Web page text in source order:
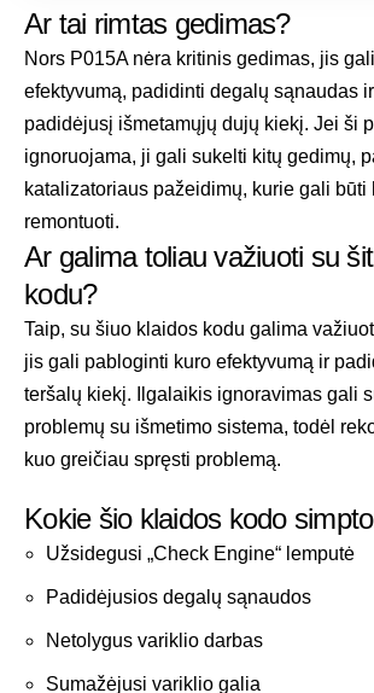
Ar tai rimtas gedimas?
Nors P015A nėra kritinis gedimas, jis
efektyvumą, padidinti degalų sąnaudas
padidėjusį išmetamųjų dujų kiekį. Jei ši
ignoruojama, ji gali sukelti kitų gedimų,
katalizatoriaus pažeidimų, kurie gali būti
remontuoti.
Ar galima toliau važiuoti su
kodu?
Taip, su šiuo klaidos kodu galima
jis gali pabloginti kuro efektyvumą ir
teršalų kiekį. Ilgalaikis ignoravimas gali
problemų su išmetimo sistema, todėl
kuo greičiau spręsti problemą.
Kokie šio klaidos kodo
Užsidegusi „Check Engine“ lemputė
Padidėjusios degalų sąnaudos
Netolygus variklio darbas
Sumažėjusi variklio galia